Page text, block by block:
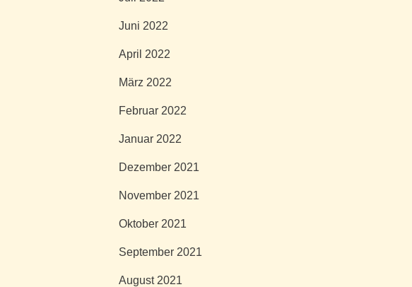
Juni 2022
April 2022
März 2022
Februar 2022
Januar 2022
Dezember 2021
November 2021
Oktober 2021
September 2021
August 2021